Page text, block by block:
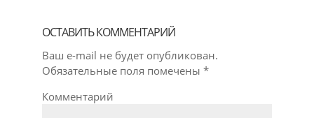
ОСТАВИТЬ КОММЕНТАРИЙ
Ваш e-mail не будет опубликован.
Обязательные поля помечены *
Комментарий